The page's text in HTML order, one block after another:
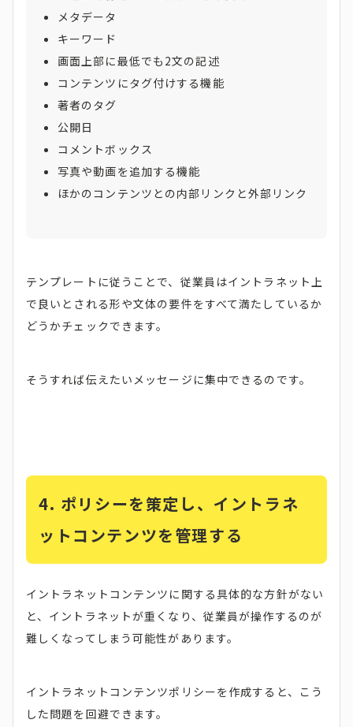
メタデータ
キーワード
画面上部に最低でも2文の記述
コンテンツにタグ付けする機能
著者のタグ
公開日
コメントボックス
写真や動画を追加する機能
ほかのコンテンツとの内部リンクと外部リンク
テンプレートに従うことで、従業員はイントラネット上
で良いとされる形や文体の要件をすべて満たしているか
どうかチェックできます。
そうすれば伝えたいメッセージに集中できるのです。
4. ポリシーを策定し、イントラネ
ットコンテンツを管理する
イントラネットコンテンツに関する具体的な方針がない
と、イントラネットが重くなり、従業員が操作するのが
難しくなってしまう可能性があります。
イントラネットコンテンツポリシーを作成すると、こう
した問題を回避できます。